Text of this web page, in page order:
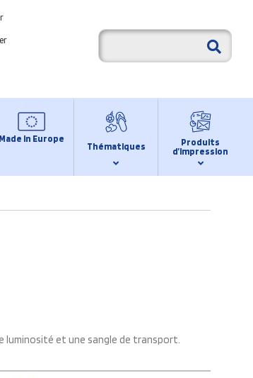
Made in Europe
Thématiques
Produits
d’impression
luminosité et une sangle de transport.